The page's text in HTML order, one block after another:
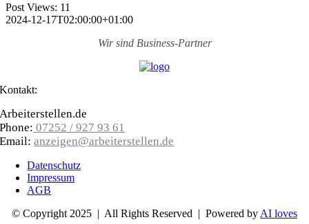
Post Views: 11
2024-12-17T02:00:00+01:00
Wir sind Business-Partner
Kontakt:
Arbeiterstellen.de
Phone: 07252 / 927 93 61
Email:anzeigen@arbeiterstellen.de
Datenschutz
Impressum
AGB
© Copyright 2025 | All Rights Reserved | Powered by AI loves